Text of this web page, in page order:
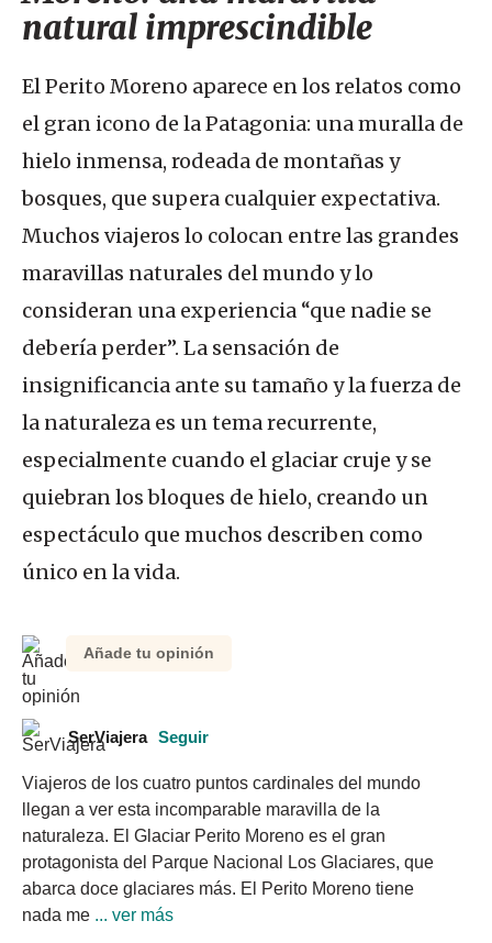
el Perito Moreno
natural imprescindible
El Perito Moreno aparece en los relatos como
el gran icono de la Patagonia: una muralla de
hielo inmensa, rodeada de montañas y
bosques, que supera cualquier expectativa.
Muchos viajeros lo colocan entre las grandes
maravillas naturales del mundo y lo
consideran una experiencia “que nadie se
debería perder”. La sensación de
insignificancia ante su tamaño y la fuerza de
la naturaleza es un tema recurrente,
especialmente cuando el glaciar cruje y se
quiebran los bloques de hielo, creando un
espectáculo que muchos describen como
único en la vida.
Añade tu opinión
SerViajera Seguir
Viajeros de los cuatro puntos cardinales del mundo
llegan a ver esta incomparable maravilla de la
naturaleza. El Glaciar Perito Moreno es el gran
protagonista del Parque Nacional Los Glaciares, que
abarca doce glaciares más. El Perito Moreno tiene
nada me ... ver más